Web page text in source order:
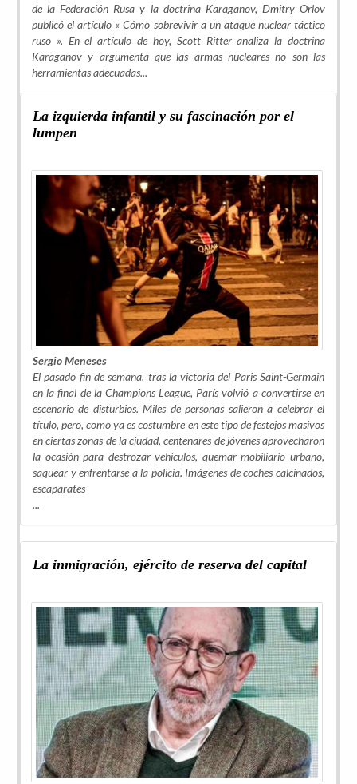
de la Federación Rusa y la doctrina Karaganov, Dmitry Orlov
publicó el artículo «Cómo sobrevivir a un ataque nuclear táctico
ruso ». En el artículo de hoy, Scott Ritter analiza la doctrina
Karaganov y argumenta que las armas nucleares no son las
herramientas adecuadas...
La izquierda infantil y su fascinación por el
lumpen
Sergio Meneses
El pasado fin de semana, tras la victoria del Paris Saint-Germain
en la final de la Champions League, París volvió a convertirse en
escenario de disturbios. Miles de personas salieron a celebrar el
título, pero, como ya es costumbre en este tipo de festejos masivos
en ciertas zonas de la ciudad, centenares de jóvenes aprovecharon
la ocasión para destrozar vehículos, quemar mobiliario urbano,
saquear y enfrentarse a la policía. Imágenes de coches calcinados,
escaparates
...
La inmigración, ejército de reserva del capital